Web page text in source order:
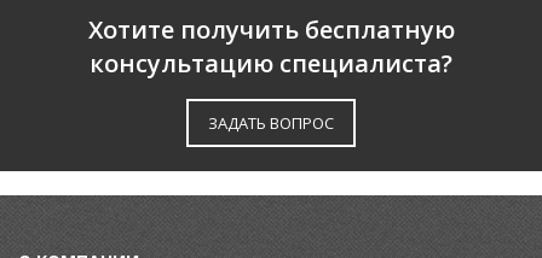
Хотите получить бесплатную
консультацию специалиста?
ЗАДАТЬ ВОПРОС